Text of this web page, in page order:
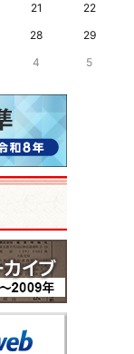
21
22
28
29
4 5